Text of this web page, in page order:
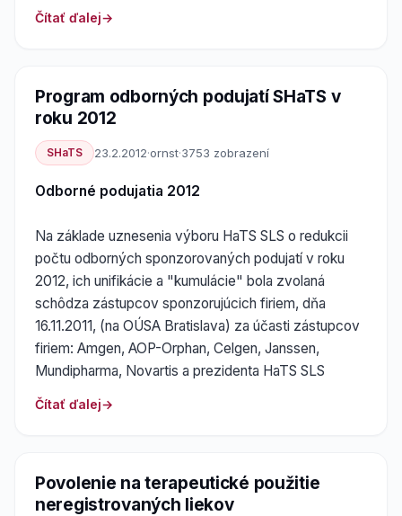
Čítať ďalej
Program odborných podujatí SHaTS v
roku 2012
SHaTS 23.2.2012·ornst·3753 zobrazení
Odborné podujatia 2012
Na základe uznesenia výboru HaTS SLS o redukcii
počtu odborných sponzorovaných podujatí v roku
2012, ich unifikácie a "kumulácie" bola zvolaná
schôdza zástupcov sponzorujúcich firiem, dňa
16.11.2011, (na OÚSA Bratislava) za účasti zástupcov
firiem: Amgen, AOP-Orphan, Celgen, Janssen,
Mundipharma, Novartis a prezidenta HaTS SLS
Čítať ďalej
Povolenie na terapeutické použitie
neregistrovaných liekov